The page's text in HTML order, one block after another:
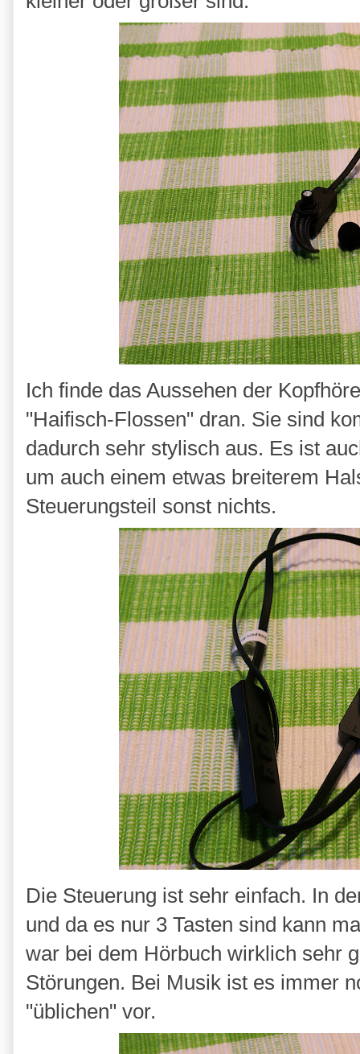
Ich finde das Aussehen der
"Haifisch-Flossen" dran. Sie sind
dadurch sehr stylisch aus. Es ist
um auch einem etwas breiterem
Steuerungsteil sonst nichts.
Die Steuerung ist sehr einfach. In
und da es nur 3 Tasten sind kann
war bei dem Hörbuch wirklich sehr
Störungen. Bei Musik ist es immer
"üblichen" vor.